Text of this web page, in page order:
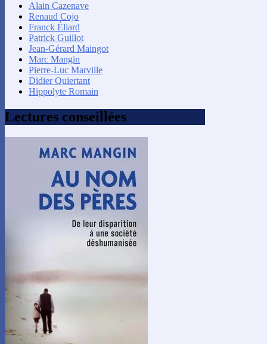
Alain Cazenave
Renaud Cojo
Franck Éliard
Patrick Guillot
Jean-Gérard Maingot
Marc Mangin
Pierre-Luc Marville
Didier Quiertant
Hippolyte Romain
Lectures conseillées